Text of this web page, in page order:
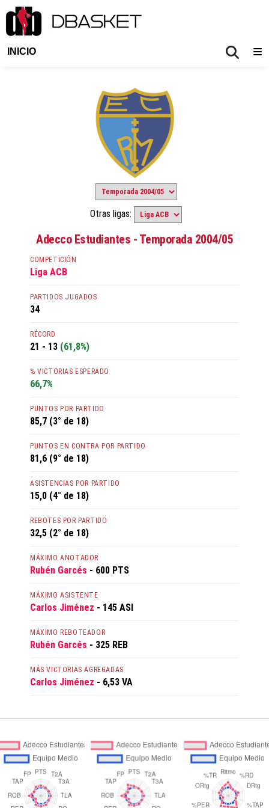
INICIO
Otras ligas:
Adecco Estudiantes - Temporada 2004/05
COMPETICIÓN
Liga ACB
PARTIDOS JUGADOS
34
RÉCORD
21 - 13 (61,8%)
% VICTORIAS ESPERADO
66,7%
PUNTOS POR PARTIDO
85,7 (3° de 18)
PUNTOS EN CONTRA POR PARTIDO
81,6 (9° de 18)
ASISTENCIAS POR PARTIDO
15,0 (4° de 18)
REBOTES POR PARTIDO
32,5 (2° de 18)
MÁXIMO ANOTADOR
Rubén Garcés - 600 PTS
MÁXIMO ASISTENTE
Carlos Jiménez - 145 ASI
MÁXIMO REBOTEADOR
Rubén Garcés - 325 REB
MÁS VICTORIAS AGREGADAS
Carlos Jiménez - 6,53 VA